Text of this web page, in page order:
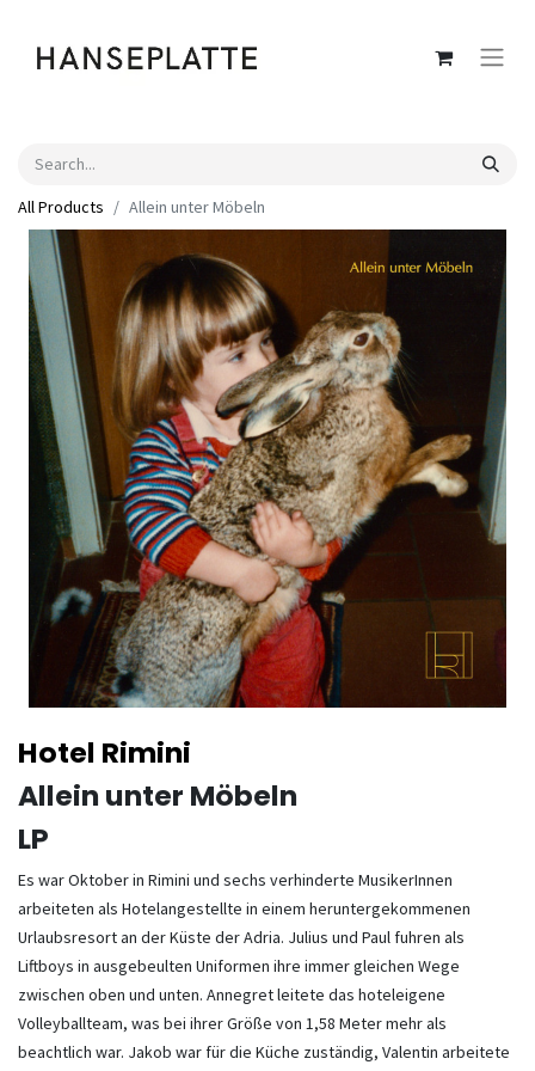
All Products Allein unter Möbeln
Hotel Rimini
Allein unter Möbeln
LP
Es war Oktober in Rimini und sechs verhinderte MusikerInnen
arbeiteten als Hotelangestellte in einem heruntergekommenen
Urlaubsresort an der Küste der Adria. Julius und Paul fuhren als
Liftboys in ausgebeulten Uniformen ihre immer gleichen Wege
zwischen oben und unten. Annegret leitete das hoteleigene
Volleyballteam, was bei ihrer Größe von 1,58 Meter mehr als
beachtlich war. Jakob war für die Küche zuständig, Valentin arbeitete